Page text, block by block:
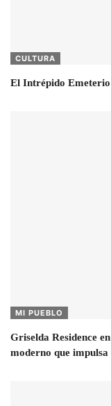
CULTURA
El Intrépido Emeterio
MI PUEBLO
Griselda Residence
moderno que